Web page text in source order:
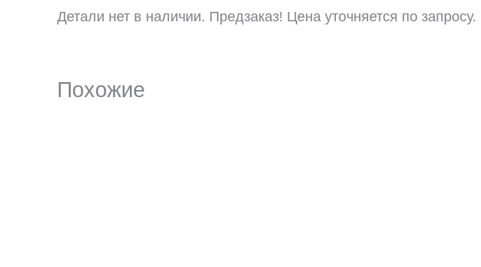
Детали нет в наличии. Предзаказ! Цена уточняется по запросу.
Похожие